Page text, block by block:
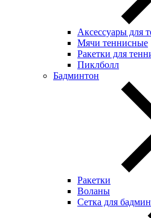
Аксессуары для
Мячи теннисные
Ракетки для
Пиклболл
Бадминтон
Ракетки
Воланы
Сетка для